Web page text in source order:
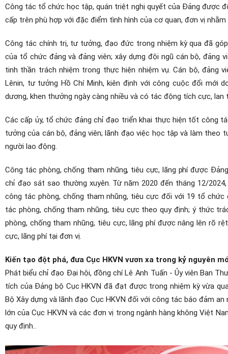
Công tác tổ chức học tập, quán triệt nghị quyết của Đảng được
cấp trên phù hợp với đặc điểm tình hình của cơ quan, đơn vị
Công tác chính trị, tư tưởng, đạo đức trong nhiệm kỳ qua đã
của tổ chức đảng và đảng viên; xây dựng đội ngũ cán bộ,
tinh thần trách nhiệm trong thực hiện nhiệm vụ. Cán bộ, đảng
Lênin, tư tưởng Hồ Chí Minh, kiên định với công cuộc đổi mới
dương, khen thưởng ngày càng nhiều và có tác động tích cực, lan
Các cấp ủy, tổ chức đảngchỉ đạo triển khai thực hiện tốt công
tưởng của cán bộ, đảng viên;lãnh đạo việc học tập và làm theo
người lao động.
Công tácphòng, chống tham nhũng, tiêu cực, lãng phíđược
chỉ đạo sát sao thường xuyên Từ năm 2020 đến tháng 12/
công tác phòng, chống tham nhũng, tiêu cực đối với 19 tổ
tác phòng, chống tham nhũng, tiêu cực theo quy định; ý thức
phòng, chống tham nhũng, tiêu cực, lãng phí được nâng lên rõ
cực, lãng phí tại đơn vị.
Kiến tạo đột phá, đưa Cục HKVN vươn xa trong kỷ nguyên
Phát biểu chỉ đạo Đại hội, đồng chí Lê Anh Tuấn - Ủy viên Ban
tích của Đảng bộ Cục HKVN đã đạt được trong nhiệm kỳ vừa
Bộ Xây dựng và lãnh đạo Cục HKVN đối với công tác báo đảm
lớn của Cục HKVN và các đơn vị trong ngành hàng không Việt
quy định..